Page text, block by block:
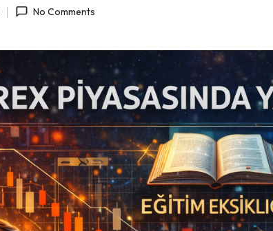
No Comments